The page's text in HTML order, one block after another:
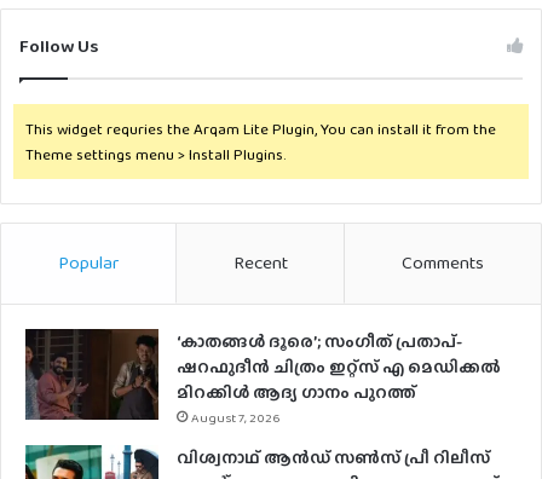
Follow Us
This widget requries the Arqam Lite Plugin, You can install it from the
Theme settings menu > Install Plugins.
Popular Recent Comments
‘കാതങ്ങൾ ദൂരെ’; സംഗീത് പ്രതാപ്-
ഷറഫുദീൻ ചിത്രം ഇറ്റ്സ് എ മെഡിക്കൽ
മിറക്കിൾ ആദ്യ ഗാനം പുറത്ത്
August 7, 2026
വിശ്വനാഥ് ആന്‍ഡ് സണ്‍സ് പ്രീ റിലീസ്